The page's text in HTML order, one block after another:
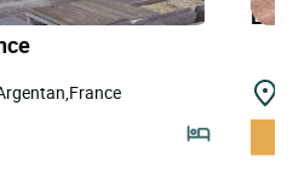
& Châteaux